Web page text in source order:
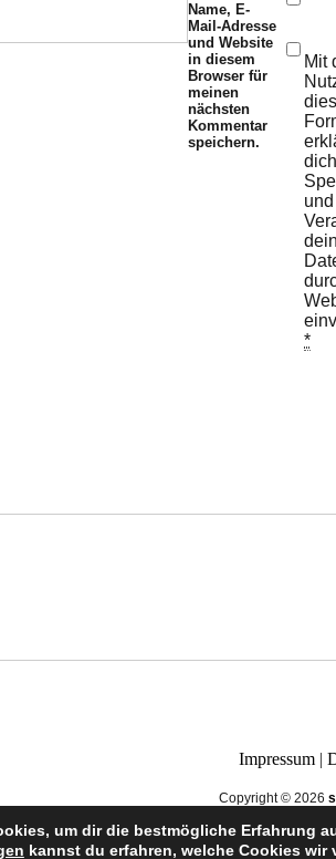
Name, E-
Mail-Adresse
und Website
in diesem
Browser für
meinen
nächsten
Kommentar
speichern.
Mit
und
*
Impressum |
Copyright © 2026
um dir die bestmögliche Erfahrung
kannst du erfahren, welche Cookies wir